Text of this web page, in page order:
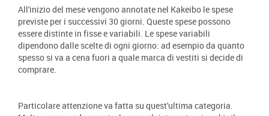
All'inizio del mese vengono annotate nel Kakeibo le spese
previste per i successivi 30 giorni. Queste spese possono
essere distinte in fisse e variabili. Le spese variabili
dipendono dalle scelte di ogni giorno: ad esempio da quanto
spesso si va a cena fuori a quale marca di vestiti si decide di
comprare.
Particolare attenzione va fatta su quest'ultima categoria.